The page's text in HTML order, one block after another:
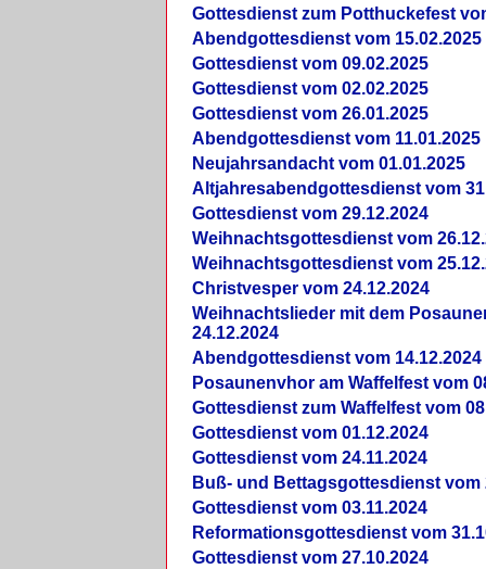
Gottesdienst zum Potthuckefest
Abendgottesdienst vom 15.02.2025
Gottesdienst vom 09.02.2025
Gottesdienst vom 02.02.2025
Gottesdienst vom 26.01.2025
Abendgottesdienst vom 11.01.2025
Neujahrsandacht vom 01.01.2025
Altjahresabendgottesdienst vom
Gottesdienst vom 29.12.2024
Weihnachtsgottesdienst vom
Weihnachtsgottesdienst vom
Christvesper vom 24.12.2024
Weihnachtslieder mit dem
24.12.2024
Abendgottesdienst vom 14.12.2024
Posaunenvhor am Waffelfest vom
Gottesdienst zum Waffelfest vom
Gottesdienst vom 01.12.2024
Gottesdienst vom 24.11.2024
Buß- und Bettagsgottesdienst vom
Gottesdienst vom 03.11.2024
Reformationsgottesdienst vom
Gottesdienst vom 27.10.2024